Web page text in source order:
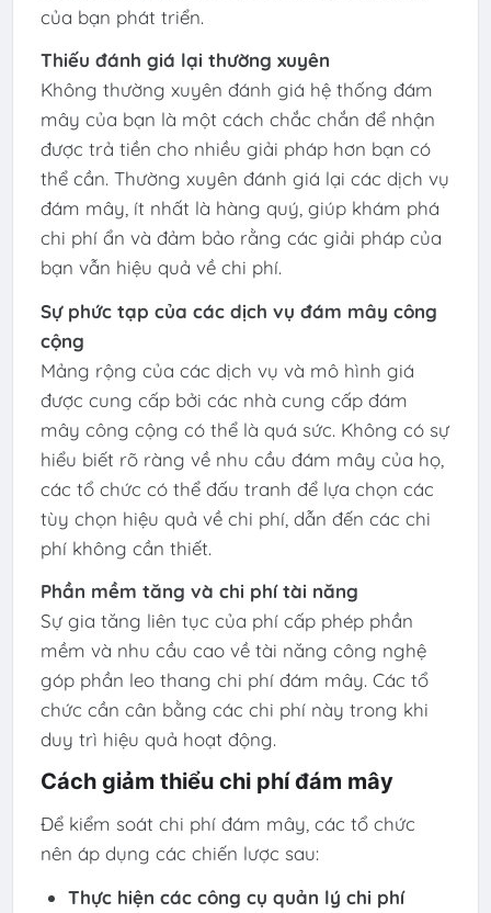
của bạn phát triển.
Thiếu đánh giá lại thường xuyên
Không thường xuyên đánh giá hệ thống đám
mây của bạn là một cách chắc chắn để nhận
được trả tiền cho nhiều giải pháp hơn bạn có
thể cần. Thường xuyên đánh giá lại các dịch vụ
đám mây, ít nhất là hàng quý, giúp khám phá
chi phí ẩn và đảm bảo rằng các giải pháp của
bạn vẫn hiệu quả về chi phí. ​
Sự phức tạp của các dịch vụ đám mây công
cộng
Mảng rộng của các dịch vụ và mô hình giá
được cung cấp bởi các nhà cung cấp đám
mây công cộng có thể là quá sức. Không có sự
hiểu biết rõ ràng về nhu cầu đám mây của họ,
các tổ chức có thể đấu tranh để lựa chọn các
tùy chọn hiệu quả về chi phí, dẫn đến các chi
phí không cần thiết. ​
Phần mềm tăng và chi phí tài năng
Sự gia tăng liên tục của phí cấp phép phần
mềm và nhu cầu cao về tài năng công nghệ
góp phần leo thang chi phí đám mây. Các tổ
chức cần cân bằng các chi phí này trong khi
duy trì hiệu quả hoạt động. ​
Cách giảm thiểu chi phí đám mây
Để kiểm soát chi phí đám mây, các tổ chức
nên áp dụng các chiến lược sau:
Thực hiện các công cụ quản lý chi phí